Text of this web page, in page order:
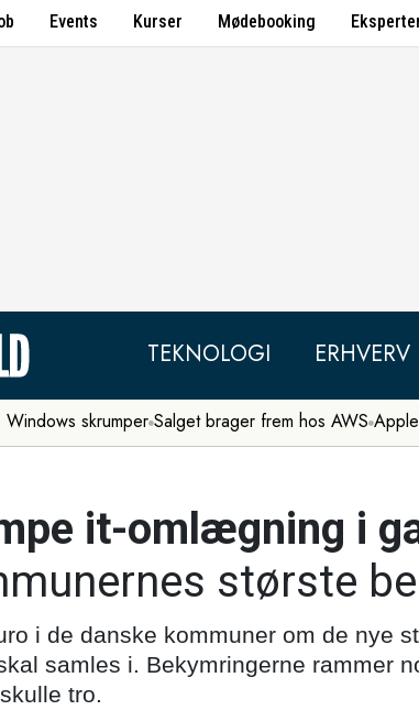
Events Kurser Mødebooking
TEKNOLOGI ERHVERV
skrumper Salget brager frem hos AWS
it-omlægning i
største
i de danske kommuner om de nye
samles i. Bekymringerne rammer
tro.